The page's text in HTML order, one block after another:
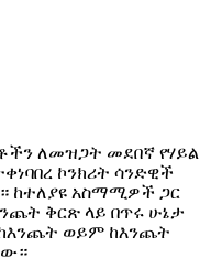
ለመዝጋት መደበኛ የሃይል
ኮንክሪት ሳንድዊች
ከተለያዩ አስማሚዎች ጋር
ቅርጽ ላይ በጥሩ ሁኔታ
ወይም ከእንጨት